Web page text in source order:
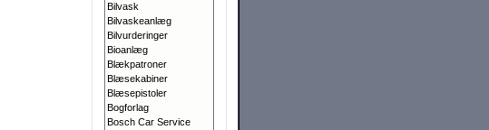
Bilvask
Bilvaskeanlæg
Bilvurderinger
Bioanlæg
Blækpatroner
Blæsekabiner
Blæsepistoler
Bogforlag
Bosch Car Service